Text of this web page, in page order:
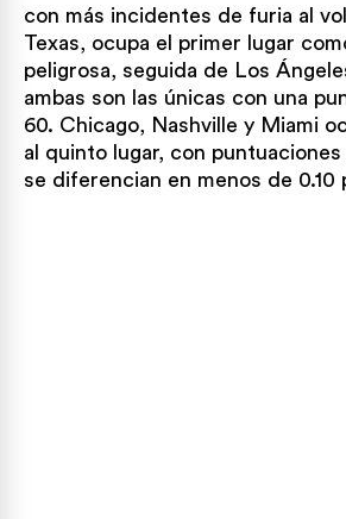
con más incidentes de furia al
Texas, ocupa el primer lugar
peligrosa, seguida de Los
ambas son las únicas con una
60. Chicago, Nashville y Miami
al quinto lugar, con
se diferencian en menos de 0.10